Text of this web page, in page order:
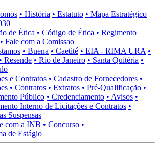
Canais
• História • Estatuto • Mapa Estratégico
de Ética • Código de Ética • Regimento
• Fale com a Comissao
• Buena • Caetité • EIA - RIMA URA •
• Resende • Rio de Janeiro • Santa Quitéria •
e Contratos • Cadastro de Fornecedores •
• Contratos • Extratos • Pré-Qualificação •
Público • Credenciamento • Avisos •
Interno de Licitações e Contratos •
Suspensas
com a INB • Concurso •
de Estágio